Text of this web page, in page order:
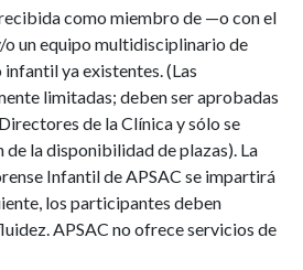
como miembro de —o con el
un equipo multidisciplinario de
ya existentes. (Las
limitadas; deben ser aprobadas
de la Clínica y sólo se
de la disponibilidad de plazas). La
Infantil de APSAC se impartirá
los participantes deben
APSAC no ofrece servicios de